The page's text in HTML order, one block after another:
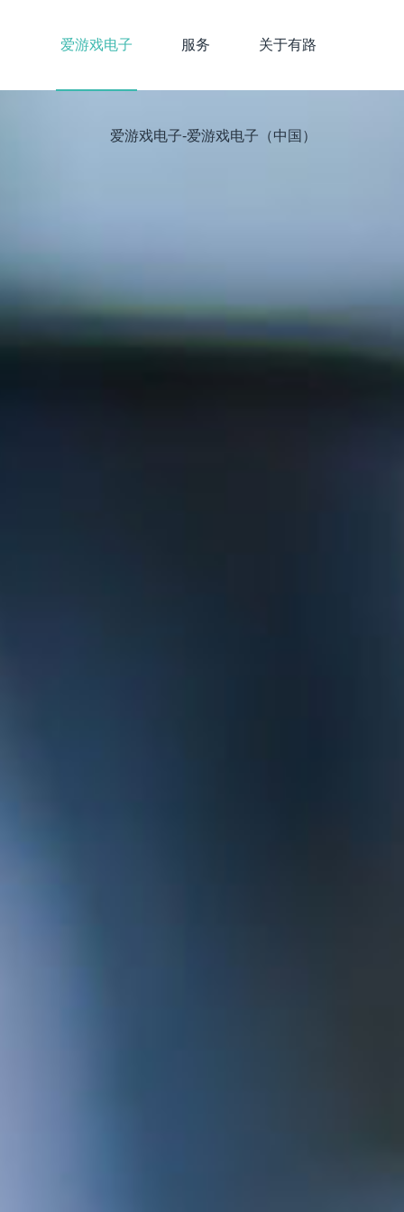
爱游戏电子 服务 关于有路
爱游戏电子-爱游戏电子（中国）